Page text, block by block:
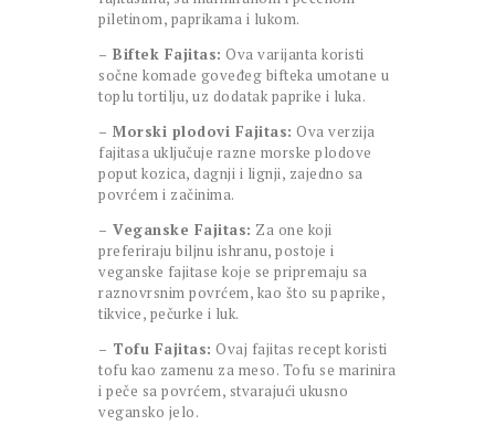
piletinom, paprikama i lukom.
– Biftek Fajitas: Ova varijanta koristi
sočne komade goveđeg bifteka umotane u
toplu tortilju, uz dodatak paprike i luka.
– Morski plodovi Fajitas: Ova verzija
fajitasa uključuje razne morske plodove
poput kozica, dagnji i lignji, zajedno sa
povrćem i začinima.
– Veganske Fajitas: Za one koji
preferiraju biljnu ishranu, postoje i
veganske fajitase koje se pripremaju sa
raznovrsnim povrćem, kao što su paprike,
tikvice, pečurke i luk.
– Tofu Fajitas: Ovaj fajitas recept koristi
tofu kao zamenu za meso. Tofu se marinira
i peče sa povrćem, stvarajući ukusno
vegansko jelo.